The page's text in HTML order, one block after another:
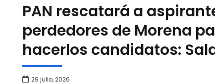
PAN rescatará a
perdedores de Morena
hacerlos candidatos:
29 julio, 2026